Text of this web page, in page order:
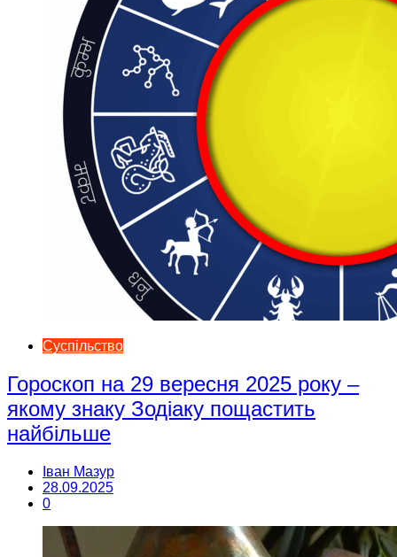
Суспільство
Гороскоп на 29 вересня 2025 року –
якому знаку Зодіаку пощастить
найбільше
Іван Мазур
28.09.2025
0